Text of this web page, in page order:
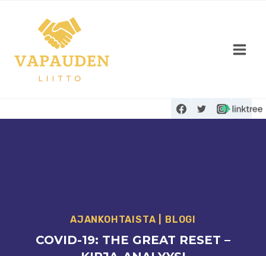
sisältöön
AJANKOHTAISTA BLOGI
COVID-19: THE GREAT RESET –